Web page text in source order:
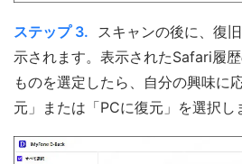
ステップ 3. スキャンの後に、復
示されます。表示されたSafari履
ものを選定したら、自分の興味に
元」または「PCに復元」を選択し